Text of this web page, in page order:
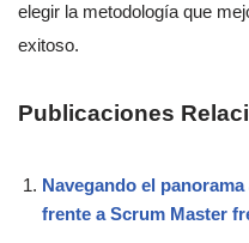
elegir la metodología que
exitoso.
Publicaciones
Navegando el
frente a Scrum Master